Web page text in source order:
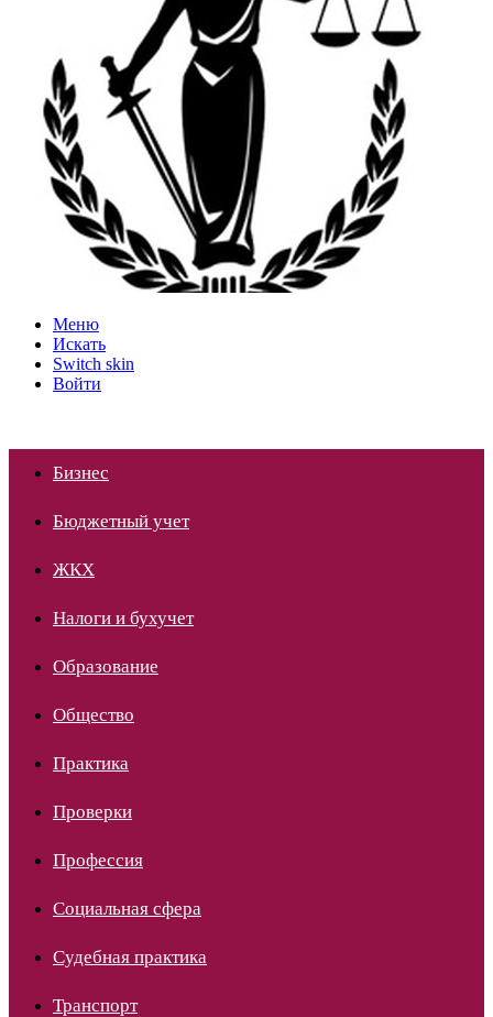
Меню
Искать
Switch skin
Войти
Бизнес
Бюджетный учет
ЖКХ
Налоги и бухучет
Образование
Общество
Практика
Проверки
Профессия
Социальная сфера
Судебная практика
Транспорт